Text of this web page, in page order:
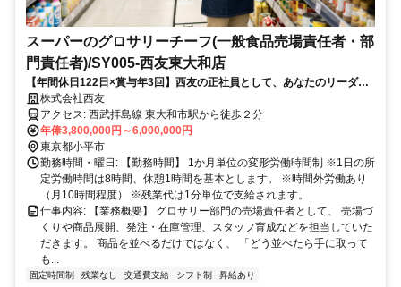
スーパーのグロサリーチーフ(一般食品売場責任者・部
門責任者)/SY005-西友東大和店
【年間休日122日×賞与年3回】西友の正社員として、あなたのリーダー
経験を活かしませんか？
株式会社西友
アクセス: 西武拝島線 東大和市駅から徒歩２分
年俸3,800,000円～6,000,000円
東京都小平市
勤務時間・曜日: 【勤務時間】 1か月単位の変形労働時間制 ※1日の所
定労働時間は8時間、休憩1時間を基本とします。 ※時間外労働あり
（月10時間程度） ※残業代は1分単位で支給されます。
仕事内容: 【業務概要】 グロサリー部門の売場責任者として、 売場づ
くりや商品展開、発注・在庫管理、スタッフ育成などを担当していた
だきます。 商品を並べるだけではなく、 「どう並べたら手に取って
も...
固定時間制 残業なし 交通費支給 シフト制 昇給あり